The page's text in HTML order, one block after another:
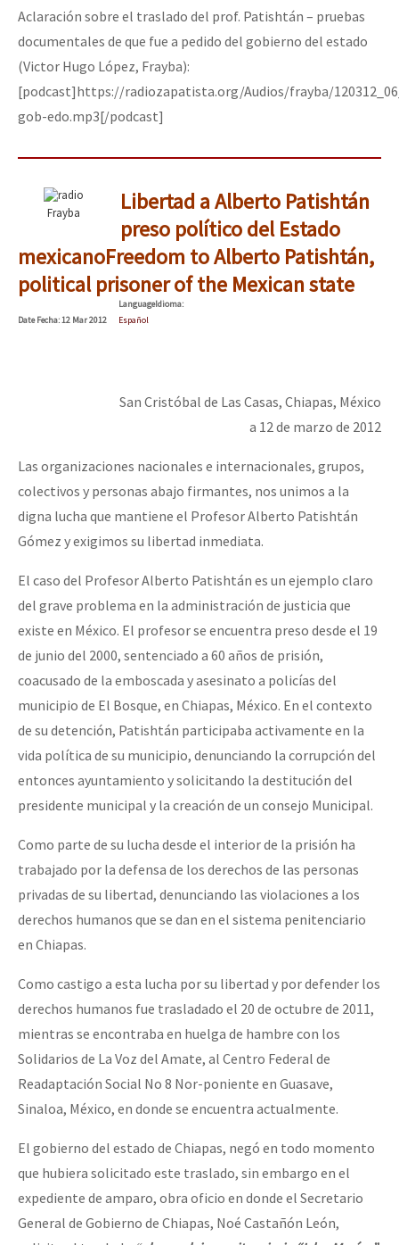
Aclaración sobre el traslado del prof. Patishtán – pruebas
documentales de que fue a pedido del gobierno del estado
(Victor Hugo López, Frayba):
[podcast]https://radiozapatista.org/Audios/frayba/
gob-edo.mp3[/podcast]
Frayba
Libertad a Alberto Patishtán
preso político del Estado
mexicanoFreedom to Alberto Patishtán,
political prisoner of the Mexican state
DateFecha: 12 Mar 2012
LanguageIdioma:
Español
San Cristóbal de Las Casas, Chiapas, México
a 12 de marzo de 2012
Las organizaciones nacionales e internacionales, grupos,
colectivos y personas abajo firmantes, nos unimos a la
digna lucha que mantiene el Profesor Alberto Patishtán
Gómez y exigimos su libertad inmediata.
El caso del Profesor Alberto Patishtán es un ejemplo claro
del grave problema en la administración de justicia que
existe en México. El profesor se encuentra preso desde el 19
de junio del 2000, sentenciado a 60 años de prisión,
coacusado de la emboscada y asesinato a policías del
municipio de El Bosque, en Chiapas, México. En el contexto
de su detención, Patishtán participaba activamente en la
vida política de su municipio, denunciando la corrupción del
entonces ayuntamiento y solicitando la destitución del
presidente municipal y la creación de un consejo Municipal.
Como parte de su lucha desde el interior de la prisión ha
trabajado por la defensa de los derechos de las personas
privadas de su libertad, denunciando las violaciones a los
derechos humanos que se dan en el sistema penitenciario
en Chiapas.
Como castigo a esta lucha por su libertad y por defender los
derechos humanos fue trasladado el 20 de octubre de 2011,
mientras se encontraba en huelga de hambre con los
Solidarios de La Voz del Amate, al Centro Federal de
Readaptación Social No 8 Nor-poniente en Guasave,
Sinaloa, México, en donde se encuentra actualmente.
El gobierno del estado de Chiapas, negó en todo momento
que hubiera solicitado este traslado, sin embargo en el
expediente de amparo, obra oficio en donde el Secretario
General de Gobierno de Chiapas, Noé Castañón León,